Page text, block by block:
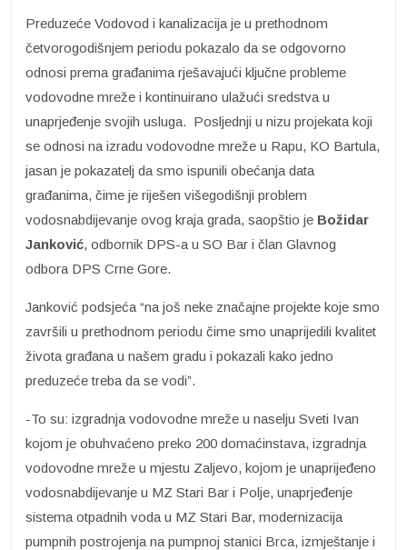
Preduzeće Vodovod i kanalizacija je u prethodnom
četvorogodišnjem periodu pokazalo da se odgovorno
odnosi prema građanima rješavajući ključne probleme
vodovodne mreže i kontinuirano ulažući sredstva u
unaprjeđenje svojih usluga. Posljednji u nizu projekata koji
se odnosi na izradu vodovodne mreže u Rapu, KO Bartula,
jasan je pokazatelj da smo ispunili obećanja data
građanima, čime je riješen višegodišnji problem
vodosnabdijevanje ovog kraja grada, saopštio je Božidar
Janković, odbornik DPS-a u SO Bar i član Glavnog
odbora DPS Crne Gore.
Janković podsjeća “na još neke značajne projekte koje smo
završili u prethodnom periodu čime smo unaprijedili kvalitet
života građana u našem gradu i pokazali kako jedno
preduzeće treba da se vodi”.
-To su: izgradnja vodovodne mreže u naselju Sveti Ivan
kojom je obuhvaćeno preko 200 domaćinstava, izgradnja
vodovodne mreže u mjestu Zaljevo, kojom je unaprijeđeno
vodosnabdijevanje u MZ Stari Bar i Polje, unaprjeđenje
sistema otpadnih voda u MZ Stari Bar, modernizacija
pumpnih postrojenja na pumpnoj stanici Brca, izmještanje i